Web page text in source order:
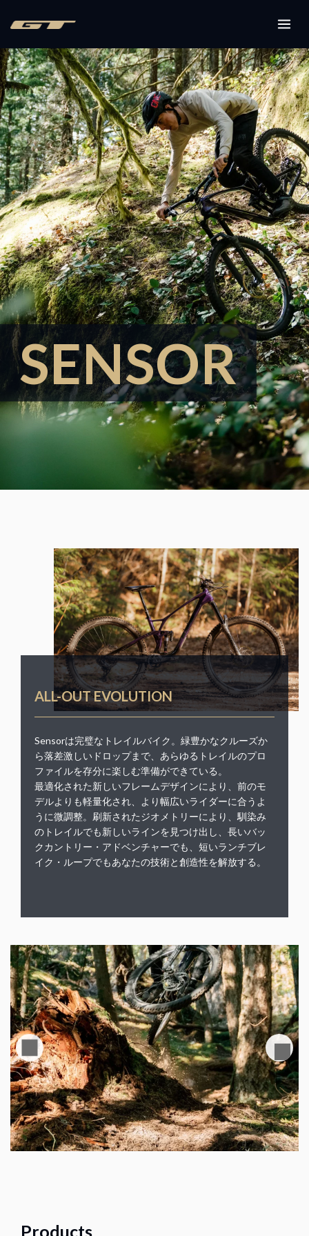
ス
キ
ッ
プ
SENSOR
ALL-OUT EVOLUTION
Sensorは完璧なトレイルバイク。緑豊かなクルーズか
ら落差激しいドロップまで、あらゆるトレイルのプロ
ファイルを存分に楽しむ準備ができている。
最適化された新しいフレームデザインにより、前のモ
デルよりも軽量化され、より幅広いライダーに合うよ
うに微調整。刷新されたジオメトリーにより、馴染み
のトレイルでも新しいラインを見つけ出し、長いバッ
クカントリー・アドベンチャーでも、短いランチブレ
イク・ループでもあなたの技術と創造性を解放する。
Products